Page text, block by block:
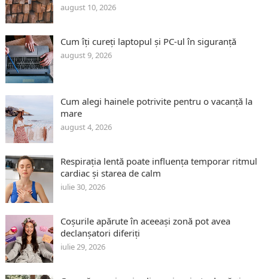
august 10, 2026
Cum îți cureți laptopul și PC-ul în siguranță
august 9, 2026
Cum alegi hainele potrivite pentru o vacanță la
mare
august 4, 2026
Respirația lentă poate influența temporar ritmul
cardiac și starea de calm
iulie 30, 2026
Coșurile apărute în aceeași zonă pot avea
declanșatori diferiți
iulie 29, 2026